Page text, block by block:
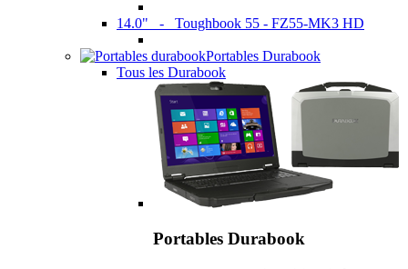
14.0" - Toughbook 55 - FZ55-MK3 HD
Portables Durabook
Tous les Durabook
Portables Durabook